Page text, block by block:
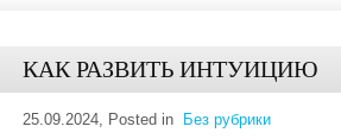
КАК РАЗВИТЬ ИНТУИЦИЮ
25.09.2024, Posted in Без рубрики